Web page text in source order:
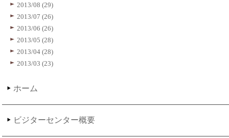
2013/08 (29)
2013/07 (26)
2013/06 (26)
2013/05 (28)
2013/04 (28)
2013/03 (23)
ホーム
ビジターセンター概要